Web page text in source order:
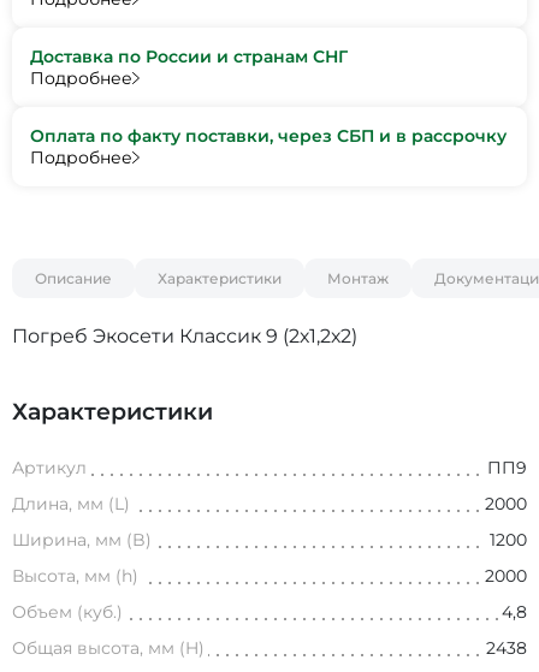
Доставка по России и странам СНГ
Подробнее
Оплата по факту поставки, через СБП и в рассрочку
Подробнее
Описание Характеристики Монтаж
Погреб Экосети Классик 9 (2х1,2х2)
Характеристики
Артикул
ПП9
Длина, мм (L)
2000
Ширина, мм (B)
1200
Высота, мм (h)
2000
Объем (куб.)
4,8
Общая высота, мм (H)
2438